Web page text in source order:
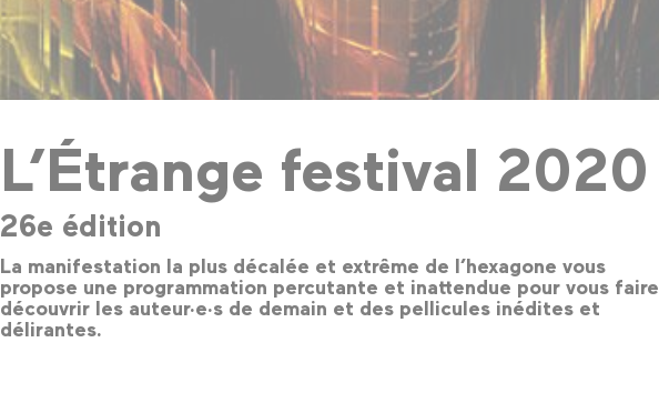
L’Étrange festival 2020
26e édition
La manifestation la plus décalée et extrême de l’hexagone vous
propose une programmation percutante et inattendue pour vous faire
découvrir les auteur·e·s de demain et des pellicules inédites et
délirantes.